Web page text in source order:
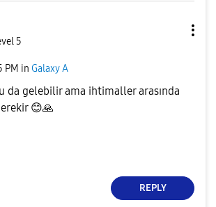
5
PM in Galaxy A
da gelebilir ama ihtimaller arasında
😊🙏
REPLY